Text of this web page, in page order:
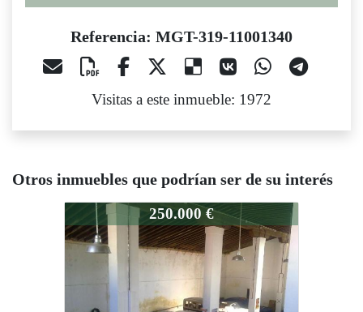
Referencia: MGT-319-11001340
Visitas a este inmueble: 1972
Otros inmuebles que podrían ser de su interés
MGT-319-11001340
250.000 €
MGT-319-11001340
300.000 €